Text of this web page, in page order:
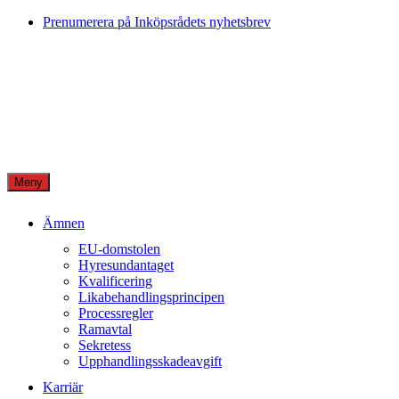
Skip
Prenumerera på Inköpsrådets nyhetsbrev
Meny
Ämnen
EU-domstolen
Hyresundantaget
Kvalificering
Likabehandlingsprincipen
Processregler
Ramavtal
Sekretess
Upphandlingsskadeavgift
Karriär